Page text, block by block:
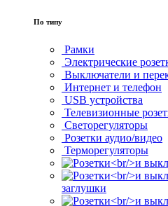
По типу
Рамки
Электрические
Выключатели и
Интернет и телефон
USB устройства
Телевизионные
Светорегуляторы
Розетки аудио/видео
Терморегуляторы
заглушки